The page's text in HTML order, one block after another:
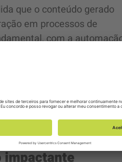
que o conteúdo gerado
em processos de
com a
do impacto total
sistemas legados e
de responsabilidade
ambientes clínicos e
impactante